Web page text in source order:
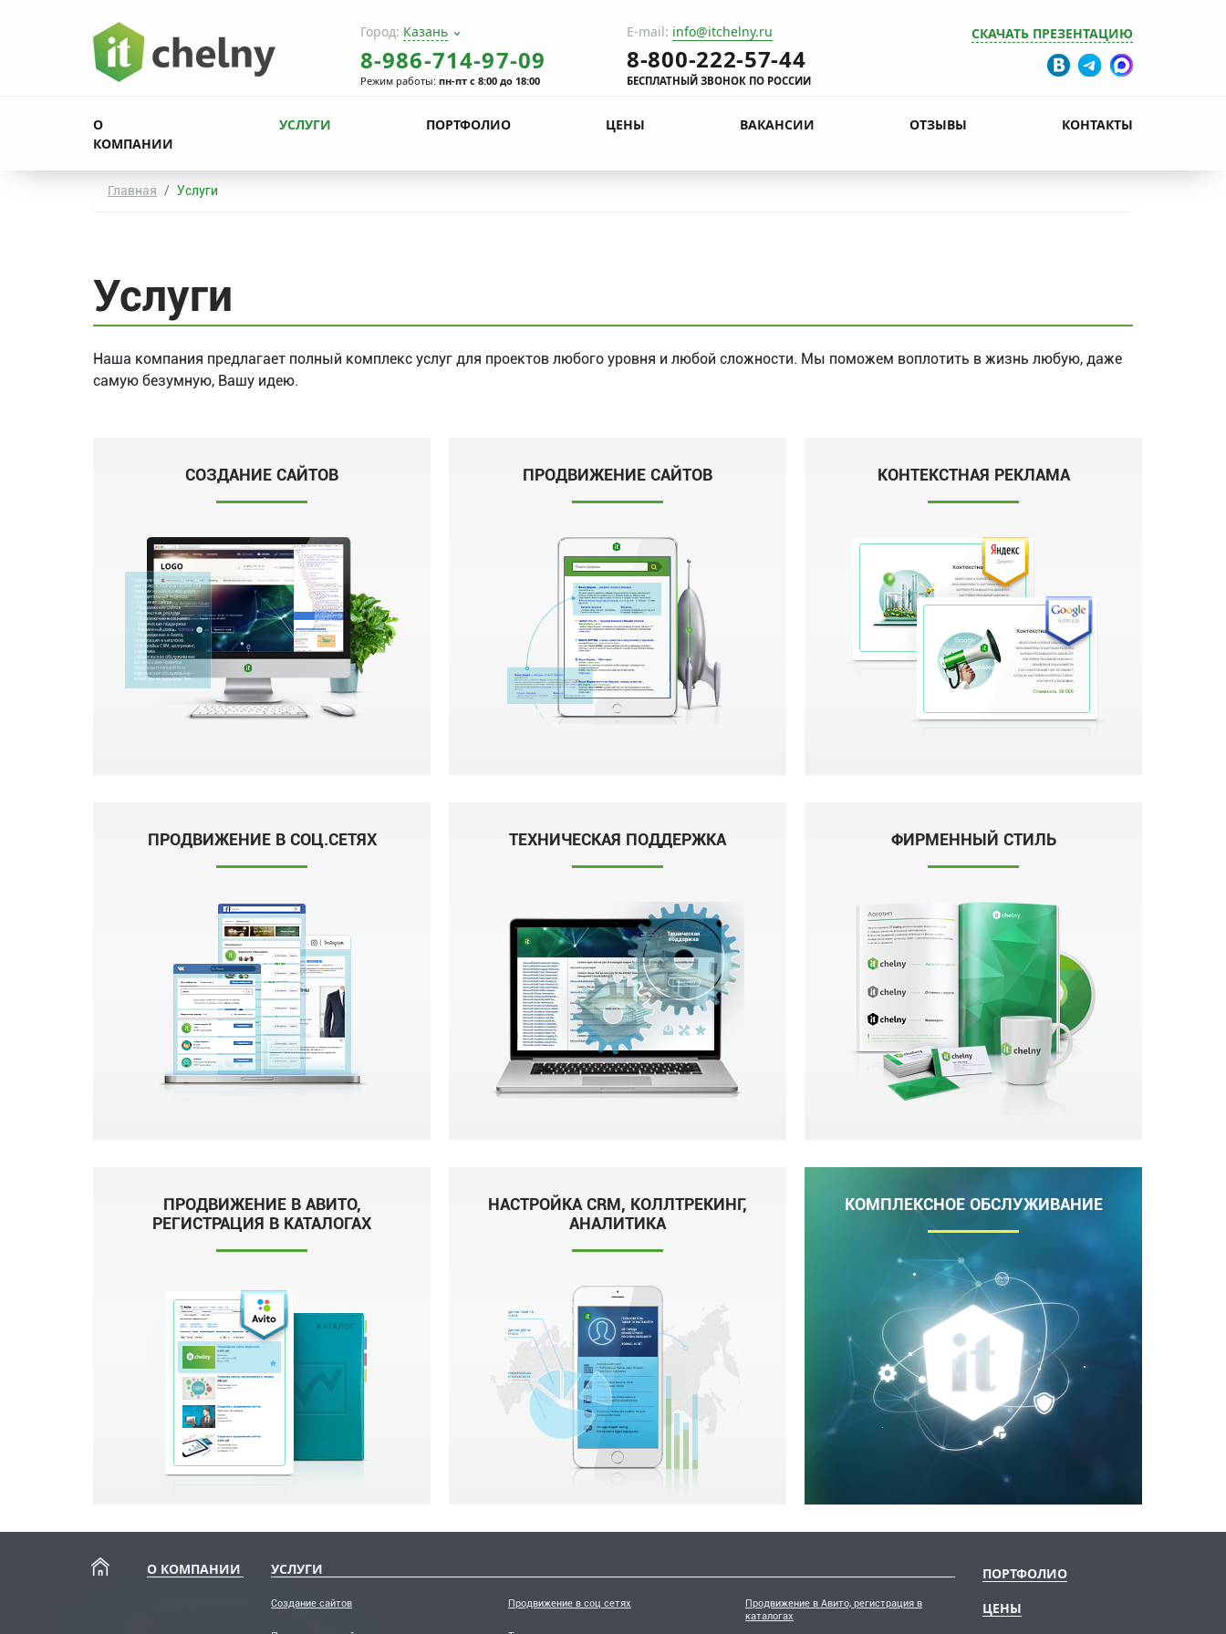
Город: Казань
8-986-714-97-09
Режим работы: пн-пт с 8:00 до 18:00
E-mail: info@itchelny.ru
8-800-222-57-44
БЕСПЛАТНЫЙ ЗВОНОК ПО РОССИИ
СКАЧАТЬ ПРЕЗЕНТАЦИЮ
О
КОМПАНИИ
УСЛУГИ ПОРТФОЛИО ЦЕНЫ ВАКАНСИИ ОТЗЫВЫ КОНТАКТЫ
Главная Услуги
Услуги
Наша компания предлагает полный комплекс услуг для проектов любого уровня и любой сложности. Мы поможем воплотить в жизнь любую, даже
самую безумную, Вашу идею.
СОЗДАНИЕ САЙТОВ ПРОДВИЖЕНИЕ САЙТОВ КОНТЕКСТНАЯ РЕКЛАМА
ПРОДВИЖЕНИЕ В СОЦ.СЕТЯХ ТЕХНИЧЕСКАЯ ПОДДЕРЖКА ФИРМЕННЫЙ СТИЛЬ
ПРОДВИЖЕНИЕ В АВИТО,
РЕГИСТРАЦИЯ В КАТАЛОГАХ
НАСТРОЙКА CRM, КОЛЛТРЕКИНГ,
АНАЛИТИКА
КОМПЛЕКСНОЕ ОБСЛУЖИВАНИЕ
О КОМПАНИИ УСЛУГИ
Создание сайтов Продвижение в соц сетях
Продвижение в Авито, регистрация в
каталогах
ПОРТФОЛИО
ЦЕНЫ